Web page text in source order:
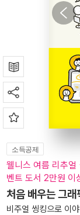
소득공제
웰니스 여름 리추
벤트 도서 2만원 이
처음 배우는 그래
비주얼 씽킹으로 이